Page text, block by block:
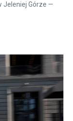
Jeleniej Górze —